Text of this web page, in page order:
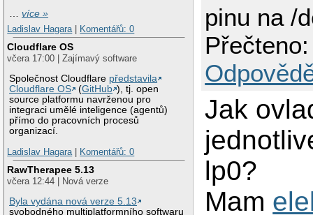
…více »
Ladislav Hagara
Komentářů: 0
Cloudflare OS
včera 17:00 | Zajímavý software
Společnost Cloudflare představila
Cloudflare OS
(GitHub ), tj. open
source platformu navrženou pro
integraci umělé inteligence (agentů)
přímo do pracovních procesů
organizací.
Ladislav Hagara
Komentářů: 0
RawTherapee 5.13
včera 12:44 | Nová verze
Byla vydána nová verze 5.13
svobodného multiplatformního softwaru
pinu na /
Jak
lp0?
Mam